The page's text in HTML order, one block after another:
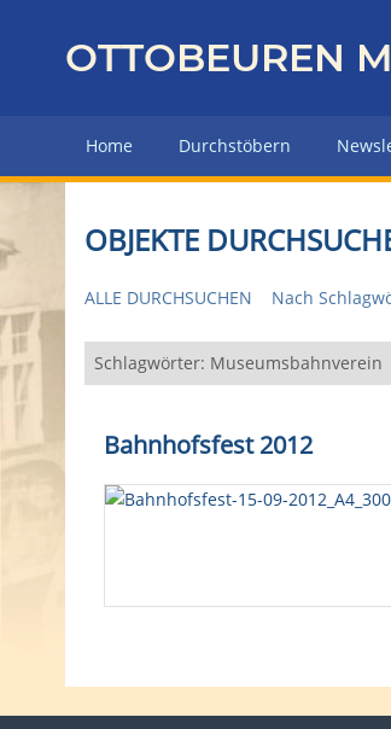
z
r
H
u
p
e
OTTOBEUREN
Home Durchstöbern
OBJEKTE
ALLE DURCHSUCHEN Nach
Schlagwörter: Museumsbahnverein
Bahnhofsfest 2012